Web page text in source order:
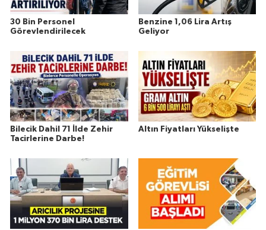
30 Bin Personel
Görevlendirilecek
Benzine 1,06 Lira Artış
Geliyor
Bilecik Dahil 71 İlde Zehir
Tacirlerine Darbe!
Altın Fiyatları Yükselişte